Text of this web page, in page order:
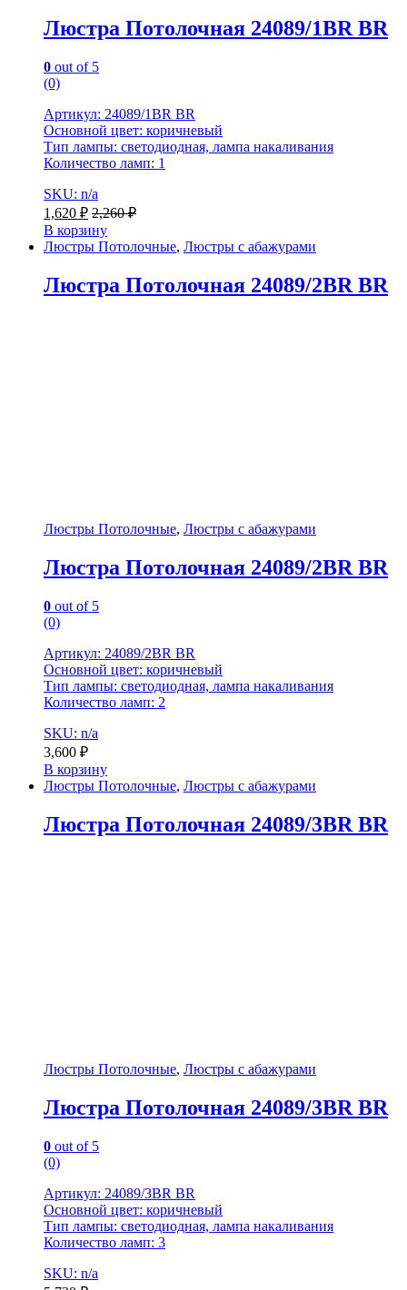
Люстра Потолочная 24089/1BR BR
0 out of 5
(0)
Артикул: 24089/1BR BR
Основной цвет: коричневый
Тип лампы: светодиодная, лампа накаливания
Количество ламп: 1
SKU: n/a
1,620 ₽ 2,260₽
В корзину
Люстры Потолочные, Люстры с абажурами
Люстра Потолочная 24089/2BR BR
Люстры Потолочные, Люстры с абажурами
Люстра Потолочная 24089/2BR BR
0 out of 5
(0)
Артикул: 24089/2BR BR
Основной цвет: коричневый
Тип лампы: светодиодная, лампа накаливания
Количество ламп: 2
SKU: n/a
3,600 ₽
В корзину
Люстры Потолочные, Люстры с абажурами
Люстра Потолочная 24089/3BR BR
Люстры Потолочные, Люстры с абажурами
Люстра Потолочная 24089/3BR BR
0 out of 5
(0)
Артикул: 24089/3BR BR
Основной цвет: коричневый
Тип лампы: светодиодная, лампа накаливания
Количество ламп: 3
SKU: n/a